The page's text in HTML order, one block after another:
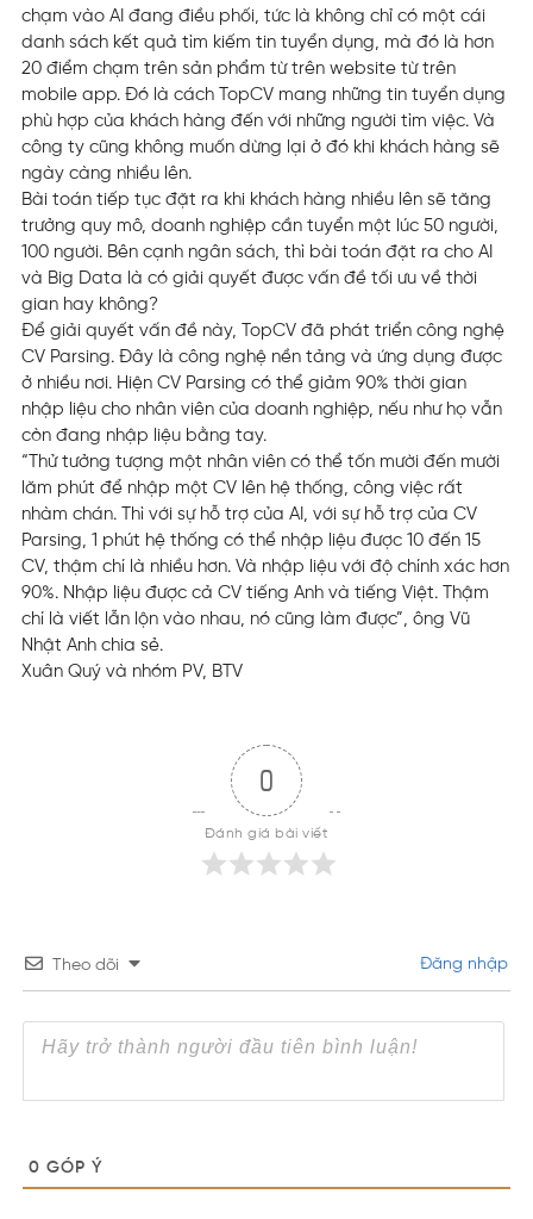
chạm vào AI đang điều phối, tức là không chỉ có một cái
danh sách kết quả tìm kiếm tin tuyển dụng, mà đó là hơn
20 điểm chạm trên sản phẩm từ trên website từ trên
mobile app. Đó là cách TopCV mang những tin tuyển dụng
phù hợp của khách hàng đến với những người tìm việc. Và
công ty cũng không muốn dừng lại ở đó khi khách hàng sẽ
ngày càng nhiều lên.
Bài toán tiếp tục đặt ra khi khách hàng nhiều lên sẽ tăng
trưởng quy mô, doanh nghiệp cần tuyển một lúc 50 người,
100 người. Bên cạnh ngân sách, thì bài toán đặt ra cho AI
và Big Data là có giải quyết được vấn đề tối ưu về thời
gian hay không?
Để giải quyết vấn đề này, TopCV đã phát triển công nghệ
CV Parsing. Đây là công nghệ nền tảng và ứng dụng được
ở nhiều nơi. Hiện CV Parsing có thể giảm 90% thời gian
nhập liệu cho nhân viên của doanh nghiệp, nếu như họ vẫn
còn đang nhập liệu bằng tay.
“Thử tưởng tượng một nhân viên có thể tốn mười đến mười
lăm phút để nhập một CV lên hệ thống, công việc rất
nhàm chán. Thì với sự hỗ trợ của AI, với sự hỗ trợ của CV
Parsing, 1 phút hệ thống có thể nhập liệu được 10 đến 15
CV, thậm chí là nhiều hơn. Và nhập liệu với độ chính xác hơn
90%. Nhập liệu được cả CV tiếng Anh và tiếng Việt. Thậm
chí là viết lẫn lộn vào nhau, nó cũng làm được”, ông Vũ
Nhật Anh chia sẻ.
Xuân Quý và nhóm PV, BTV
0
Đánh giá bài viết
Theo dõi Đăng nhập
0 GÓP Ý